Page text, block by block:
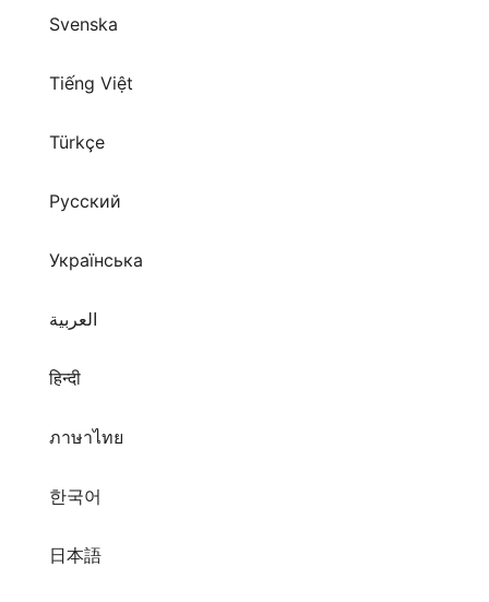
Svenska
Tiếng Việt
Türkçe
Русский
Українська
العربية
हिन्दी
ภาษาไทย
한국어
日本語